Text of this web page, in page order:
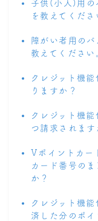
子供(小人)用の
を教えてくださ
障がい者用の
教えてください
クレジット機
りますか？
クレジット機
つ請求されます
Vポイントカー
カード番号の
か？
クレジット機
済した分のポイ